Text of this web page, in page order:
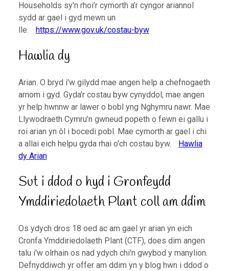
Households sy'n rhoi’r cymorth a’r cyngor ariannol
sydd ar gael i gyd mewn un
lle.
https://www.gov.uk/costau-byw
Hawlia dy
Arian. O bryd i'w gilydd mae angen help a chefnogaeth
arnom i gyd. Gyda'r costau byw cynyddol, mae angen
yr help hwnnw ar lawer o bobl yng Nghymru nawr. Mae
Llywodraeth Cymru’n gwneud popeth o fewn ei gallu i
roi arian yn ôl i bocedi pobl. Mae cymorth ar gael i chi
a allai eich helpu gyda rhai o'ch costau byw.
Hawlia
dy Arian
Sut i ddod o hyd i Gronfeydd
Ymddiriedolaeth Plant coll am ddim
Os ydych dros 18 oed ac am gael yr arian yn eich
Cronfa Ymddiriedolaeth Plant (CTF), does dim angen
talu i'w olrhain os nad ydych chi'n gwybod y manylion.
Defnyddiwch yr offer am ddim yn y blog hwn i ddod o